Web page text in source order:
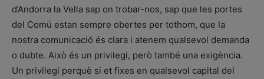
d’Andorra la Vella sap on trobar-nos, sap que les portes
del Comú estan sempre obertes per tothom, que la
nostra comunicació és clara i atenem qualsevol demanda
o dubte. Això és un privilegi, però també una exigència.
Un privilegi perquè si et fixes en qualsevol capital del